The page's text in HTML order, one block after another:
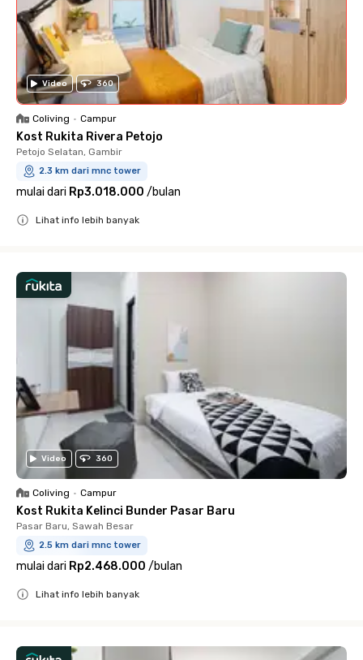
Video 360
Coliving • Campur
Kost Rukita Rivera Petojo
Petojo Selatan, Gambir
2.3 km dari mnc tower
mulai dari Rp3.018.000 /bulan
Lihat info lebih banyak
Video 360
Coliving • Campur
Kost Rukita Kelinci Bunder Pasar Baru
Pasar Baru, Sawah Besar
2.5 km dari mnc tower
mulai dari Rp2.468.000 /bulan
Lihat info lebih banyak